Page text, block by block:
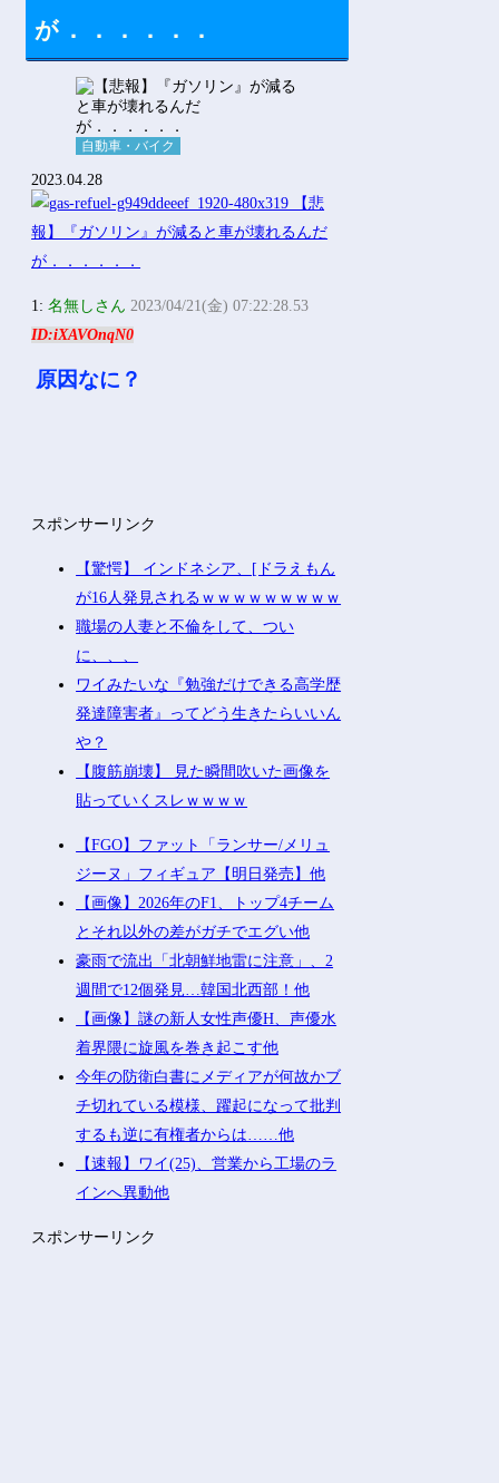
が．．．．．．
自動車・バイク
2023.04.28
1:名無しさん 2023/04/21(金) 07:22:28.53
ID:iXAVOnqN0
原因なに？
スポンサーリンク
【驚愕】 インドネシア、[ドラえもん
が16人発見されるｗｗｗｗｗｗｗｗｗ
職場の人妻と不倫をして、つい
に、、、
ワイみたいな『勉強だけできる高学歴
発達障害者』ってどう生きたらいいん
や？
【腹筋崩壊】 見た瞬間吹いた画像を
貼っていくスレｗｗｗｗ
【FGO】ファット「ランサー/メリュ
ジーヌ」フィギュア【明日発売】他
【画像】2026年のF1、トップ4チーム
とそれ以外の差がガチでエグい他
豪雨で流出「北朝鮮地雷に注意」、2
週間で12個発見…韓国北西部！他
【画像】謎の新人女性声優H、声優水
着界隈に旋風を巻き起こす他
今年の防衛白書にメディアが何故かブ
チ切れている模様、躍起になって批判
するも逆に有権者からは……他
【速報】ワイ(25)、営業から工場のラ
インへ異動他
スポンサーリンク